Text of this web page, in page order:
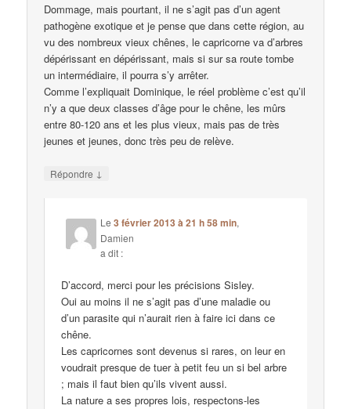
Dommage, mais pourtant, il ne s’agit pas d’un agent
pathogène exotique et je pense que dans cette région, au
vu des nombreux vieux chênes, le capricorne va d’arbres
dépérissant en dépérissant, mais si sur sa route tombe
un intermédiaire, il pourra s’y arrêter.
Comme l’expliquait Dominique, le réel problème c’est qu’il
n’y a que deux classes d’âge pour le chêne, les mûrs
entre 80-120 ans et les plus vieux, mais pas de très
jeunes et jeunes, donc très peu de relève.
Répondre ↓
Le3 février 2013 à 21 h 58 min,
Damien
a dit :
D’accord, merci pour les précisions Sisley.
Oui au moins il ne s’agit pas d’une maladie ou
d’un parasite qui n’aurait rien à faire ici dans ce
chêne.
Les capricornes sont devenus si rares, on leur en
voudrait presque de tuer à petit feu un si bel arbre
; mais il faut bien qu’ils vivent aussi.
La nature a ses propres lois, respectons-les